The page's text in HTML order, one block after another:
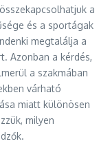
a
és a sportágak
megtalálja a
Azonban a kérdés,
a szakmában
várható
miatt különösen
milyen